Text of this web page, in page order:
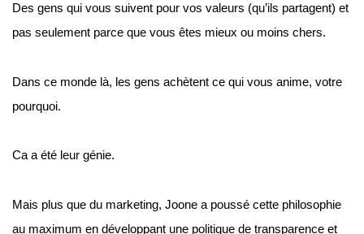
Des gens qui vous suivent pour vos valeurs (qu’ils partagent) et
pas seulement parce que vous êtes mieux ou moins chers.
Dans ce monde là, les gens achètent ce qui vous anime, votre
pourquoi.
Ca a été leur génie.
Mais plus que du marketing, Joone a poussé cette philosophie
au maximum en développant une politique de transparence et